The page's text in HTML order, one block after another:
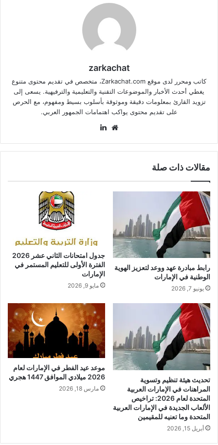
zarkachat
كاتب ومحرر لدى موقع Zarkachat.com، متخصص في تقديم محتوى متنوع
يغطي أحدث الأخبار والموضوعات التقنية والتعليمية والترفيهية. يسعى إلى
تزويد القارئ بمعلومات دقيقة وموثوقة بأسلوب بسيط ومفهوم، مع الحرص
على تقديم محتوى يواكب اهتمامات الجمهور العربي.
موقع
مقالات ذات صلة
رابط مبادرة عهد ووعد لتعزيز الهوية
الوطنية في الإمارات
يونيو 7, 2026
جدول امتحانات الثاني عشر 2026
الفترة الأولى للتعليم المستمر في
الإمارات
مايو 9, 2026
تحديث هيئة تنظيم وتسوية
المراهنات في الإمارات العربية
المتحدة لعام 2026: تراخيص
الألعاب الجديدة في الإمارات العربية
المتحدة وما تعنيه للمقيمين
أبريل 15, 2026
موعد عيد الفطر في الإمارات لعام
2026 ميلادي الموافق 1447 هجري
مارس 18, 2026